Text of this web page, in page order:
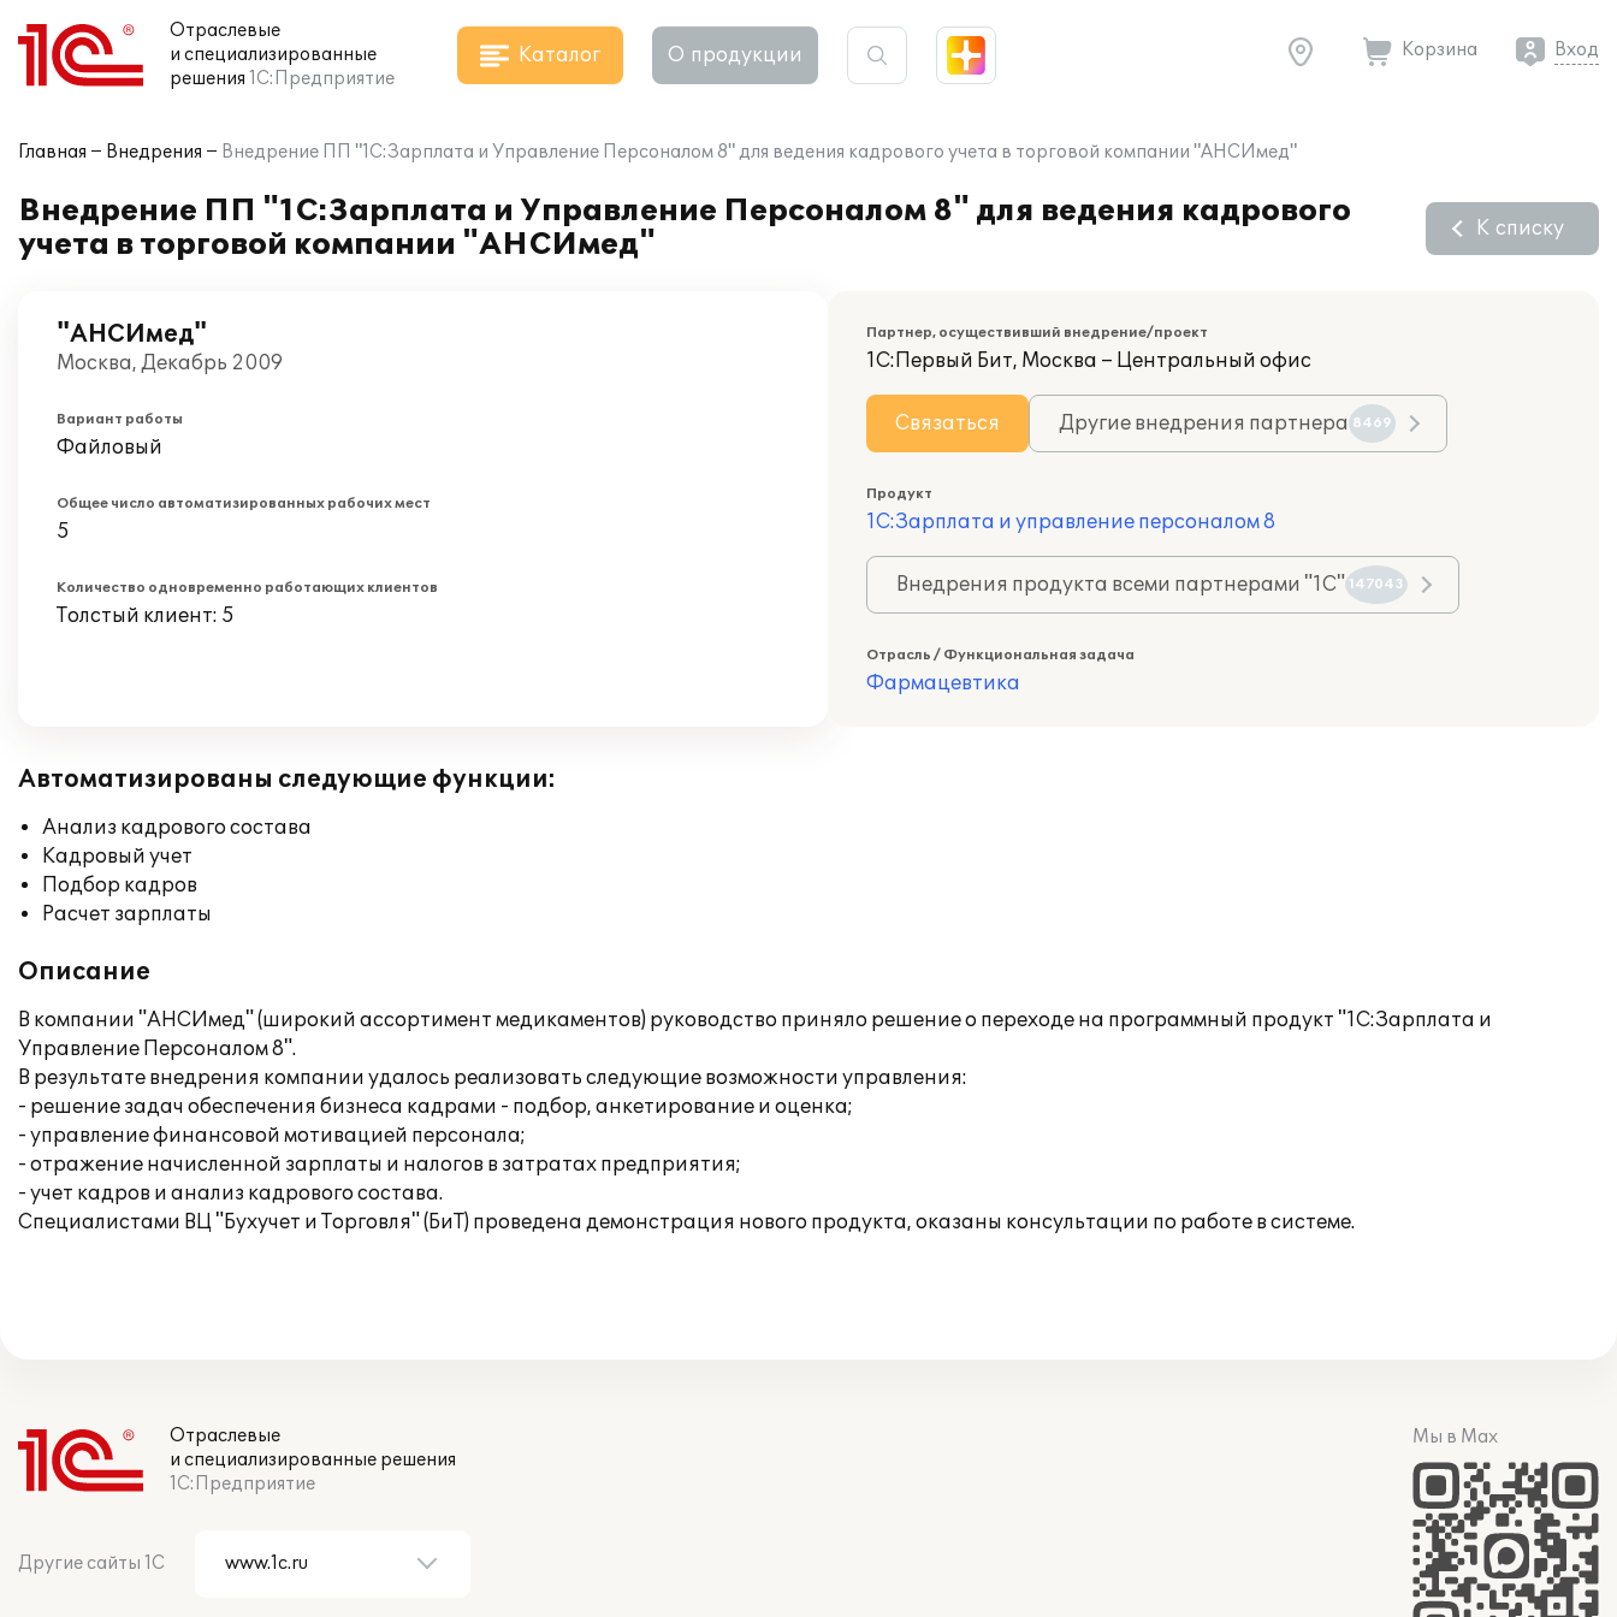
Отраслевые
и специализированные
решения 1С:Предприятие
Каталог О продукции Корзина Вход
Главная Внедрения Внедрение ПП "1С:Зарплата и Управление Персоналом 8" для ведения кадрового учета в торговой компании "АНСИмед"
Внедрение ПП "1С:Зарплата и Управление Персоналом 8" для ведения кадрового
учета в торговой компании "АНСИмед"
К списку
"АНСИмед"
Москва, Декабрь 2009
Вариант работы
Файловый
Общее число автоматизированных рабочих мест
5
Количество одновременно работающих клиентов
Толстый клиент: 5
Партнер, осуществивший внедрение/проект
1С:Первый Бит, Москва – Центральный офис
Связаться Другие внедрения партнера 8469
Продукт
1С:Зарплата и управление персоналом 8
Внедрения продукта всеми партнерами "1С" 147043
Отрасль / Функциональная задача
Фармацевтика
Автоматизированы следующие функции:
Анализ кадрового состава
Кадровый учет
Подбор кадров
Расчет зарплаты
Описание
В компании "АНСИмед" (широкий ассортимент медикаментов) руководство приняло решение о переходе на программный продукт "1С:Зарплата и
Управление Персоналом 8".
В результате внедрения компании удалось реализовать следующие возможности управления:
- решение задач обеспечения бизнеса кадрами - подбор, анкетирование и оценка;
- управление финансовой мотивацией персонала;
- отражение начисленной зарплаты и налогов в затратах предприятия;
- учет кадров и анализ кадрового состава.
Специалистами ВЦ "Бухучет и Торговля" (БиТ) проведена демонстрация нового продукта, оказаны консультации по работе в системе.
Отраслевые
и специализированные решения
1С:Предприятие
Другие сайты 1С
Мы в Max